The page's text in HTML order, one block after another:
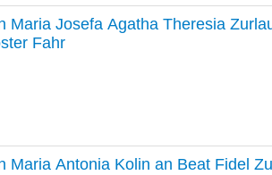
Maria Josefa Agatha Theresia
Fahr
Maria Antonia Kolin an Beat Fidel